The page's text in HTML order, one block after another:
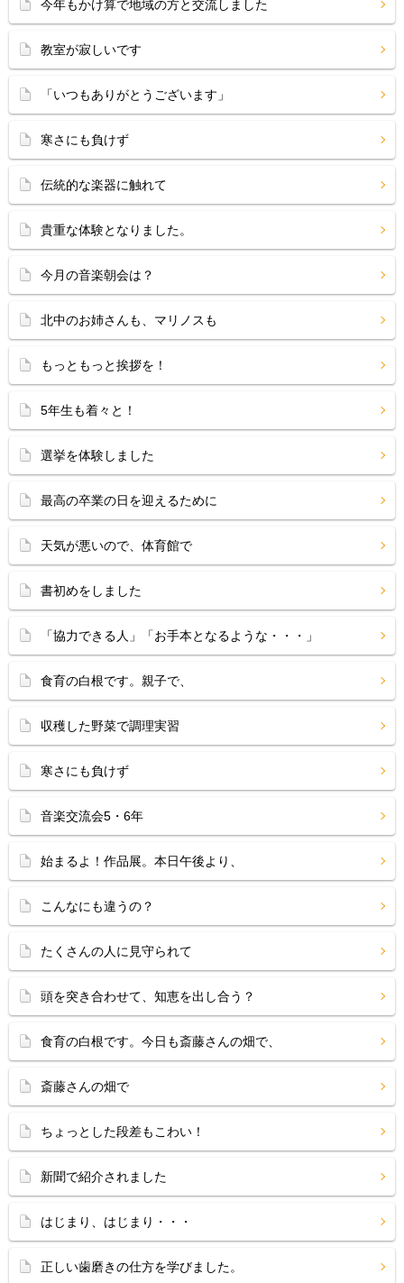
今年もかけ算で地域の方と交流しました
教室が寂しいです
「いつもありがとうございます」
寒さにも負けず
伝統的な楽器に触れて
貴重な体験となりました。
今月の音楽朝会は？
北中のお姉さんも、マリノスも
もっともっと挨拶を！
5年生も着々と！
選挙を体験しました
最高の卒業の日を迎えるために
天気が悪いので、体育館で
書初めをしました
「協力できる人」「お手本となるような・・・」
食育の白根です。親子で、
収穫した野菜で調理実習
寒さにも負けず
音楽交流会5・6年
始まるよ！作品展。本日午後より、
こんなにも違うの？
たくさんの人に見守られて
頭を突き合わせて、知恵を出し合う？
食育の白根です。今日も斎藤さんの畑で、
斎藤さんの畑で
ちょっとした段差もこわい！
新聞で紹介されました
はじまり、はじまり・・・
正しい歯磨きの仕方を学びました。